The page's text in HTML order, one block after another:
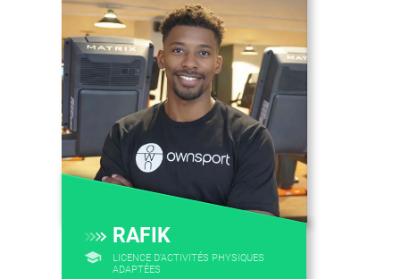
RAFIK
LICENCE D’ACTIVITÉS PHYSIQUES
ADAPTÉES